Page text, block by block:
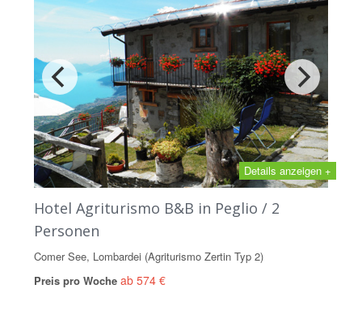
Details anzeigen +
Hotel Agriturismo B&B in Peglio / 2
Personen
Comer See, Lombardei (Agriturismo Zertin Typ 2)
Preis pro Woche ab 574 €